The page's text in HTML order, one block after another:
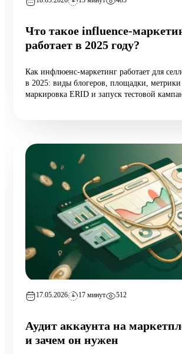
Что такое influence-
работает в 2025 году?
Как инфлюенс-маркетинг работает для
в 2025: виды блогеров, площадки,
маркировка ERID и запуск тестовой
17.05.2026 17 минут 512
Аудит аккаунта на
и зачем он нужен